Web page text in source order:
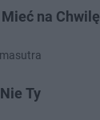
na Chwilę
Ty